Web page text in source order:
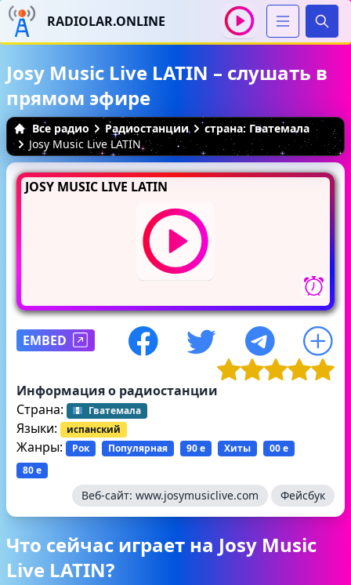
RADIOLAR.ONLINE
Josy Music Live LATIN – слушать в
прямом эфире
Все радио Радиостанции
страна: Гватемала
Josy Music Live LATIN
JOSY MUSIC LIVE LATIN
EMBED
Информация о радиостанции
Страна:
Гватемала
Языки: испанский
Жанры: Рок Популярная 90 е Хиты
00 е
80 е
Веб-сайт: www.josymusiclive.com Фейсбук
Что сейчас играет на Josy Music
Live LATIN?